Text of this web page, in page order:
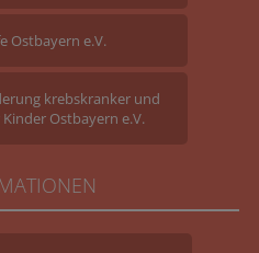
Ostbayern e.V.
krebskranker und
Ostbayern e.V.